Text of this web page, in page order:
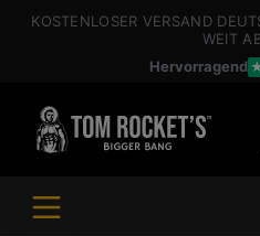
springen
KOSTENLOSER VERSAND
WEIT
Hervorragend